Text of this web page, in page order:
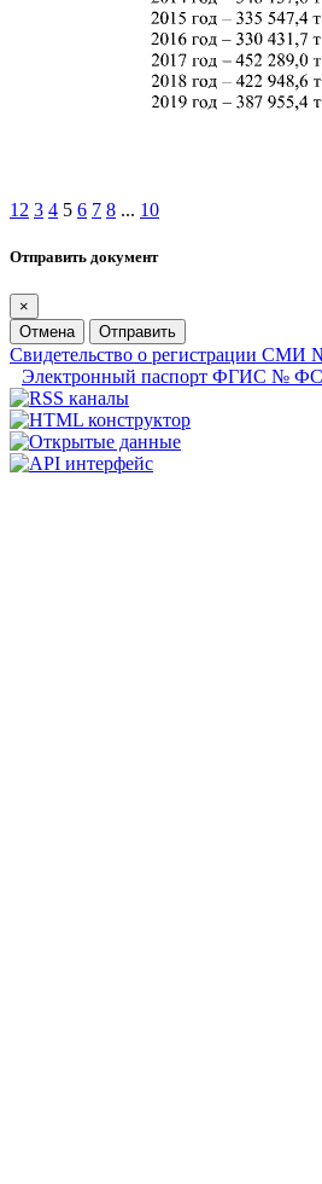
1 2 3 4 5 6 7 8 ... 10
Отправить документ
×
Отмена
Отправить
Свидетельство о регистрации СМИ
Электронный паспорт ФГИС №